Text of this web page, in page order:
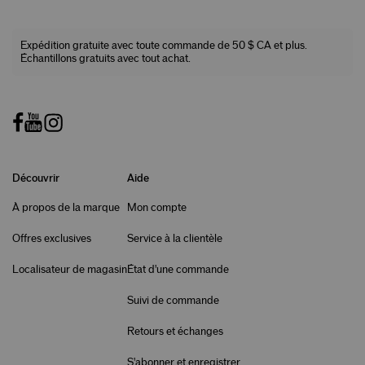
Expédition gratuite avec toute commande de 50 $ CA et plus.
Échantillons gratuits avec tout achat.
Découvrir
À propos de la marque
Offres exclusives
Localisateur de magasin
Aide
Mon compte
Service à la clientèle
État d'une commande
Suivi de commande
Retours et échanges